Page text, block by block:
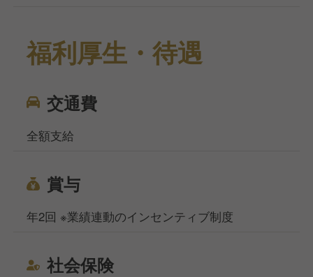
福利厚生・待遇
交通費
全額支給
賞与
年2回 ※業績連動のインセンティブ制度
社会保険